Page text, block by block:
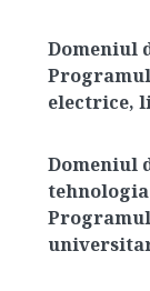
Domeniul
electrice,
Domeniul